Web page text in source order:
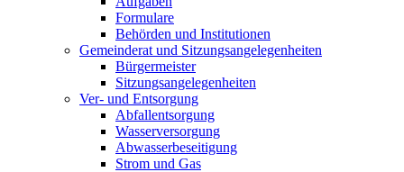
Formulare
Behörden und Institutionen
Gemeinderat und Sitzungsangelegenheiten
Bürgermeister
Sitzungsangelegenheiten
Ver- und Entsorgung
Abfallentsorgung
Wasserversorgung
Abwasserbeseitigung
Strom und Gas